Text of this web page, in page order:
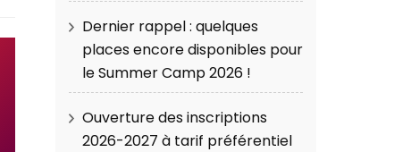
Dernier rappel : quelques
places encore disponibles pour
le Summer Camp 2026 !
Ouverture des inscriptions
2026-2027 à tarif préférentiel